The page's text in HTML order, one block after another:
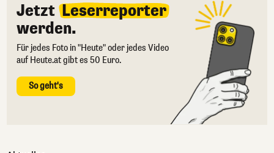
Jetzt Leserreporter
werden.
Für jedes Foto in "Heute" oder jedes Video
auf Heute.at gibt es 50 Euro.
So geht's